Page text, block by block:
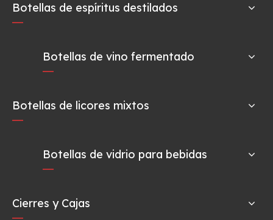
Botellas de espíritus destilados
Botellas de vino fermentado
Botellas de licores mixtos
Botellas de vidrio para bebidas
Cierres y Cajas